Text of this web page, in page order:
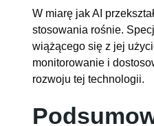
W miarę jak AI
stosowania rośnie.
wiążącego się z jej
monitorowanie i
rozwoju tej technologii.